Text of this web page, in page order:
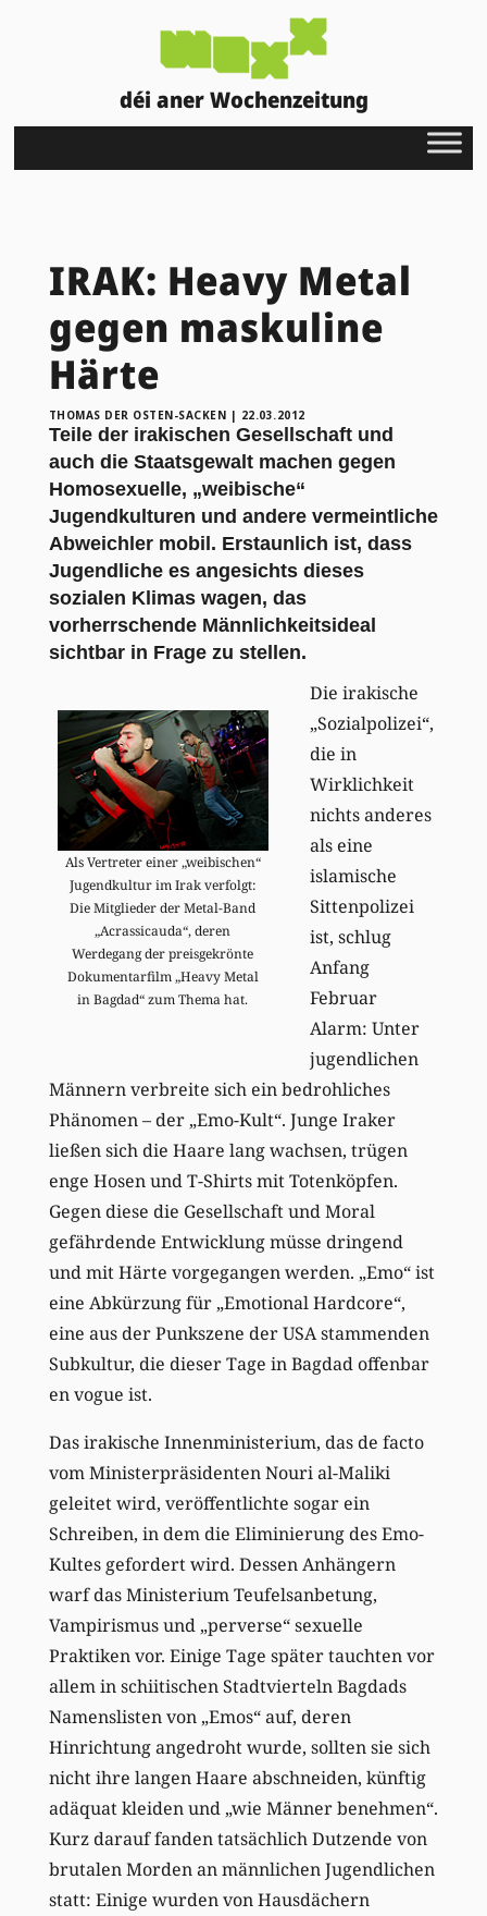
déi aner Wochenzeitung
IRAK: Heavy Metal
gegen maskuline
Härte
THOMAS DER OSTEN-SACKEN | 22.03.2012
Teile der irakischen Gesellschaft und
auch die Staatsgewalt machen gegen
Homosexuelle, „weibische“
Jugendkulturen und andere vermeintliche
Abweichler mobil. Erstaunlich ist, dass
Jugendliche es angesichts dieses
sozialen Klimas wagen, das
vorherrschende Männlichkeitsideal
sichtbar in Frage zu stellen.
Als Vertreter einer „weibischen“
Jugendkultur im Irak verfolgt:
Die Mitglieder der Metal-Band
„Acrassicauda“, deren
Werdegang der preisgekrönte
Dokumentarfilm „Heavy Metal
in Bagdad“ zum Thema hat.
Die irakische
„Sozialpolizei“,
die in
Wirklichkeit
nichts anderes
als eine
islamische
Sittenpolizei
ist, schlug
Anfang
Februar
Alarm: Unter
jugendlichen
Männern verbreite sich ein bedrohliches
Phänomen – der „Emo-Kult“. Junge Iraker
ließen sich die Haare lang wachsen, trügen
enge Hosen und T-Shirts mit Totenköpfen.
Gegen diese die Gesellschaft und Moral
gefährdende Entwicklung müsse dringend
und mit Härte vorgegangen werden. „Emo“ ist
eine Abkürzung für „Emotional Hardcore“,
eine aus der Punkszene der USA stammenden
Subkultur, die dieser Tage in Bagdad offenbar
en vogue ist.
Das irakische Innenministerium, das de facto
vom Ministerpräsidenten Nouri al-Maliki
geleitet wird, veröffentlichte sogar ein
Schreiben, in dem die Eliminierung des Emo-
Kultes gefordert wird. Dessen Anhängern
warf das Ministerium Teufelsanbetung,
Vampirismus und „perverse“ sexuelle
Praktiken vor. Einige Tage später tauchten vor
allem in schiitischen Stadtvierteln Bagdads
Namenslisten von „Emos“ auf, deren
Hinrichtung angedroht wurde, sollten sie sich
nicht ihre langen Haare abschneiden, künftig
adäquat kleiden und „wie Männer benehmen“.
Kurz darauf fanden tatsächlich Dutzende von
brutalen Morden an männlichen Jugendlichen
statt: Einige wurden von Hausdächern